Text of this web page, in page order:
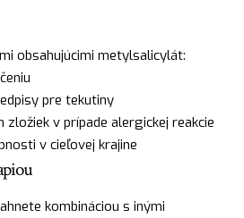
obsahujúcimi metylsalicylát:
pre tekutiny
zložiek v prípade alergickej reakcie
v cieľovej krajine
kombináciou s inými